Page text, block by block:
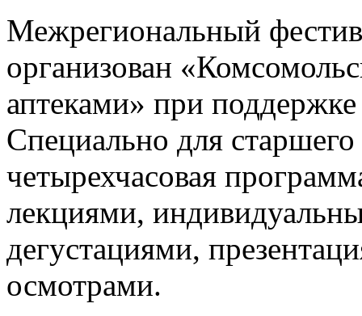
Межрегиональный
организован
аптеками» при
Специально для
четырехчасовая
лекциями,
дегустациями,
осмотрами.